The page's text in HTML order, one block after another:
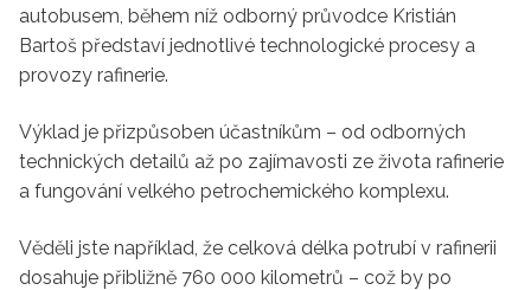
autobusem, během níž odborný průvodce Kristián
Bartoš představí jednotlivé technologické procesy a
provozy rafinerie.
Výklad je přizpůsoben účastníkům – od odborných
technických detailů až po zajímavosti ze života rafinerie
a fungování velkého petrochemického komplexu.
Věděli jste například, že celková délka potrubí v rafinerii
dosahuje přibližně 760 000 kilometrů – což by po